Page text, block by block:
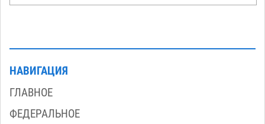
НАВИГАЦИЯ
ГЛАВНОЕ
ФЕДЕРАЛЬНОЕ